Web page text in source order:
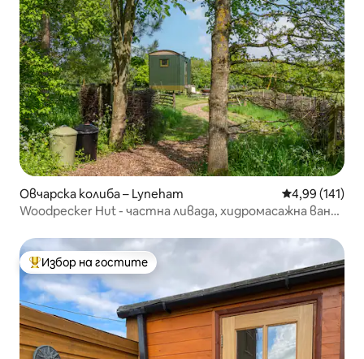
Овчарска колиба – Lyneham Средна
4,99 (141)
Woodpecker Hut - частна ливада, хидромасажна вана
Най-популярен избор на гостите
Избор на гостите